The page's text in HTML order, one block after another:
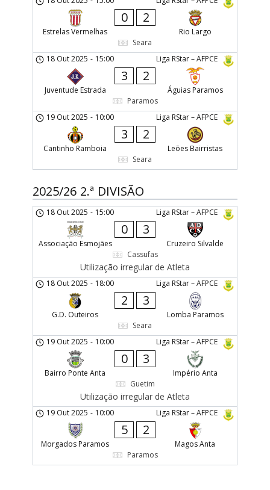
Estrelas Vermelhas
0 2
Rio Largo
Seara
Liga RStar – AFPCE
18 Out 2025 - 15:00
Juventude Estrada
3 2
Águias Paramos
Paramos
Liga RStar – AFPCE
19 Out 2025 - 10:00
Cantinho Ramboia
3 2
Leões Bairristas
Seara
2025/26 2.ª DIVISÃO
Liga RStar – AFPCE
18 Out 2025 - 15:00
Associação Esmojães
0 3
Cruzeiro Silvalde
Cassufas
Utilização irregular de Atleta
Liga RStar – AFPCE
18 Out 2025 - 18:00
G.D. Outeiros
2 3
Lomba Paramos
Seara
Liga RStar – AFPCE
19 Out 2025 - 10:00
Bairro Ponte Anta
0 3
Império Anta
Guetim
Utilização irregular de Atleta
Liga RStar – AFPCE
19 Out 2025 - 10:00
Morgados Paramos
5 2
Magos Anta
Paramos